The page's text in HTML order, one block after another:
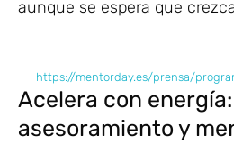
aunque se espera que
https://mentorday.es/prensa/
Acelera con energía:
asesoramiento y